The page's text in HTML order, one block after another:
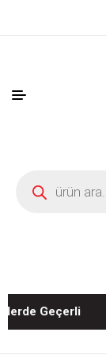
Geçerli